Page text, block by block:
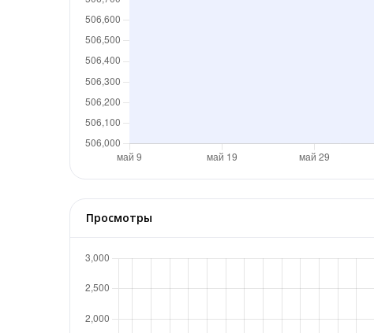
Просмотры